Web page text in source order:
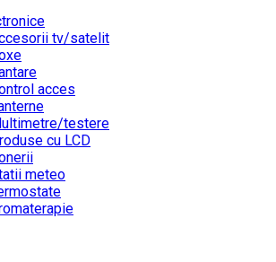
tv/satelit
acces
testere
cu LCD
meteo